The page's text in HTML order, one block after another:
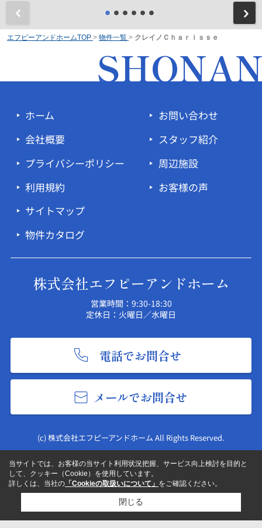
エフピーアンドホームTOP > 物件一覧 > クレイノＣｈａｒｉｓｓｅ
ホーム
会社概要
プライバシーポリシー
利用規約
サイトマップ
物件カタログ
お問い合わせ
スタッフ紹介
周辺施設
お客様の声
株式会社エフピーアンドホーム
営業時間：9:30-18:30
定休日：火曜日／水曜日
電話でお問合せ
メールでお問合せ
(c) 株式会社エフピーアンドホーム All Rights Reserved.
当サイトでは、お客様の当サイト利用状況把握、サービス向上検討を目的と
して、クッキー（Cookie）を使用しています。
詳しくは、当社の 「Cookieの取扱いについて」 をご確認ください。
閉じる